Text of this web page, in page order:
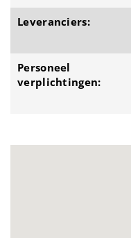
Leveranciers:
Personeel
verplichtingen: